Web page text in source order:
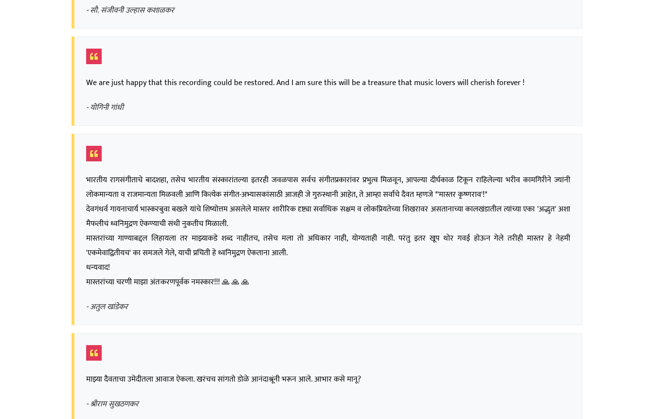
- सौ. संजीवनी उल्हास कशाळकर
We are just happy that this recording could be restored. And I am sure this will be a treasure that music lovers will cherish forever !
- योगिनी गांधी
भारतीय रागसंगीताचे बादशहा, तसेच भारतीय संस्कारांतल्या इतरही जवळपास सर्वच संगीतप्रकारांवर प्रभुत्व मिळवून, आपल्या दीर्घकाळ टिकून राहिलेल्या भरीव कामगिरीने ज्यांनी
लोकमान्यता व राजमान्यता मिळवली आणि कित्येक संगीत-अभ्यासकांसाठी आजही जे गुरुस्थानी आहेत, ते आम्हा सर्वांचे दैवत म्हणजे *'मास्तर कृष्णराव'!*
देवगंधर्व गायनाचार्य भास्करबुवा बखले यांचे शिष्योत्तम असलेले मास्तर शारीरिक दृष्ट्या सर्वाधिक सक्षम व लोकप्रियतेच्या शिखरावर असतानाच्या कालखंडातील त्यांच्या एका 'अद्भुत' अशा
मैफलीचं ध्वनिमुद्रण ऐकण्याची संधी नुकतीच मिळाली.
मास्तरांच्या गाण्याबद्दल लिहायला तर माझ्याकडे शब्द नाहीतच, तसेच मला तो अधिकार नाही, योग्यताही नाही. परंतु इतर खूप थोर गवई होऊन गेले तरीही मास्तर हे नेहमी
'एकमेवाद्वितीयच' का समजले गेले, याची प्रचिती हे ध्वनिमुद्रण ऐकताना आली.
धन्यवाद!
मास्तरांच्या चरणी माझा अंतःकरणपूर्वक नमस्कार!!! 🙏 🙏 🙏
- अतुल खांडेकर
माझ्या दैवताचा उमेदीतला आवाज ऐकला. खरंचच सांगतो डोळे आनंदाश्रूंनी भरून आले. आभार कसे मानू?
- श्रीराम सुखठणकर